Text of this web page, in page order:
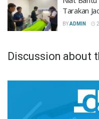
Tarakan
BYADMIN
Discussion about